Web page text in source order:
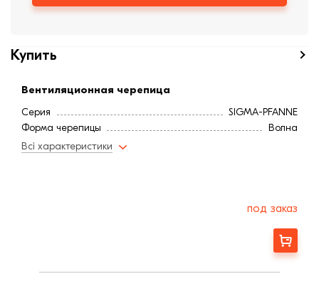
Купить
Вентиляционная черепица
Серия
SIGMA-PFANNE
Форма черепицы
Волна
Всі характеристики
под заказ
Заказать